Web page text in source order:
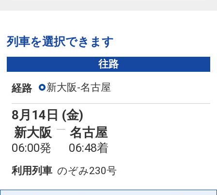
列車を選択できます
往路
経路 新大阪-名古屋
8月14日 (金)
新大阪
06:00発
名古屋
06:48着
利用列車 のぞみ230号